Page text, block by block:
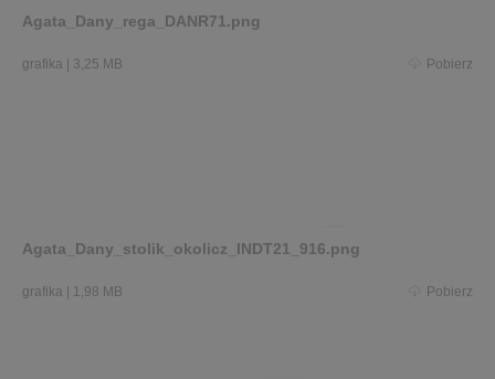
Agata_Dany_rega_DANR71.png
grafika 3,25 MB Pobierz
Agata_Dany_stolik_okolicz_INDT21_916.png
grafika 1,98 MB Pobierz